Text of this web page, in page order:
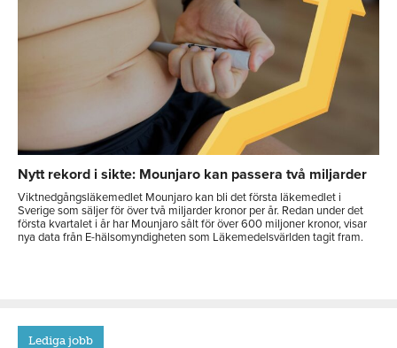
Nytt rekord i sikte: Mounjaro kan passera två miljarder
Viktnedgångsläkemedlet Mounjaro kan bli det första läkemedlet i
Sverige som säljer för över två miljarder kronor per år. Redan under det
första kvartalet i år har Mounjaro sålt för över 600 miljoner kronor, visar
nya data från E-hälsomyndigheten som Läkemedelsvärlden tagit fram.
Lediga jobb